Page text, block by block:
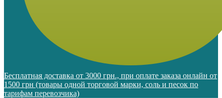
Бесплатная доставка от 3000 грн., при оплате заказа онлайн от
1500 грн (товары одной торговой марки, соль и песок по
тарифам перевозчика)